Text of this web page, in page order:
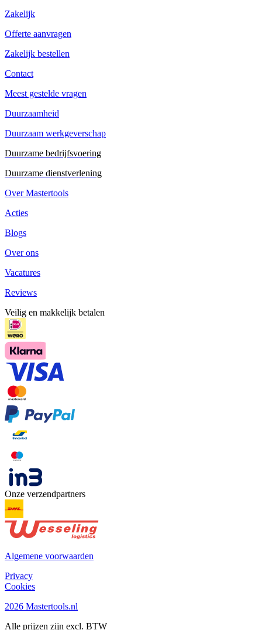
Zakelijk
Offerte aanvragen
Zakelijk bestellen
Contact
Meest gestelde vragen
Duurzaamheid
Duurzaam werkgeverschap
Duurzame bedrijfsvoering
Duurzame dienstverlening
Over Mastertools
Acties
Blogs
Over ons
Vacatures
Reviews
Veilig en makkelijk betalen
Onze verzendpartners
Algemene voorwaarden
Privacy
Cookies
2026 Mastertools.nl
Alle prijzen zijn excl. BTW